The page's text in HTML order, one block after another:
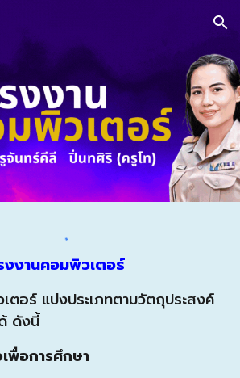
Skip to navigation
งงานคอมพิวเตอร์
ตอร์ แบ่งประเภทตามวัตถุประสงค์
ดังนี้
พื่อการศึกษา